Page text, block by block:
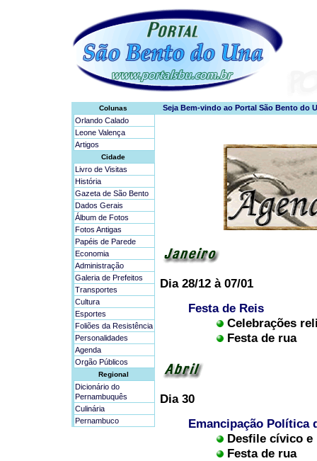
Colunas
Orlando Calado
Leone Valença
Artigos
Cidade
Livro de Visitas
História
Gazeta de São Bento
Dados Gerais
Álbum de Fotos
Fotos Antigas
Papéis de Parede
Economia
Administração
Galeria de Prefeitos
Transportes
Cultura
Esportes
Foliões da Resistência
Personalidades
Agenda
Orgão Públicos
Regional
Dicionário do
Pernambuquês
Culinária
Pernambuco
Dia 28/12 à 07/01
Festa de Reis
Celebrações
Festa de rua
Dia 30
Emancipação Política
Desfile cívico
Festa de rua